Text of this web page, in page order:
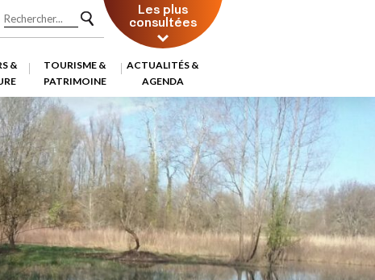
Les plus
consultées
&
TOURISME &
PATRIMOINE
ACTUALITÉS &
AGENDA